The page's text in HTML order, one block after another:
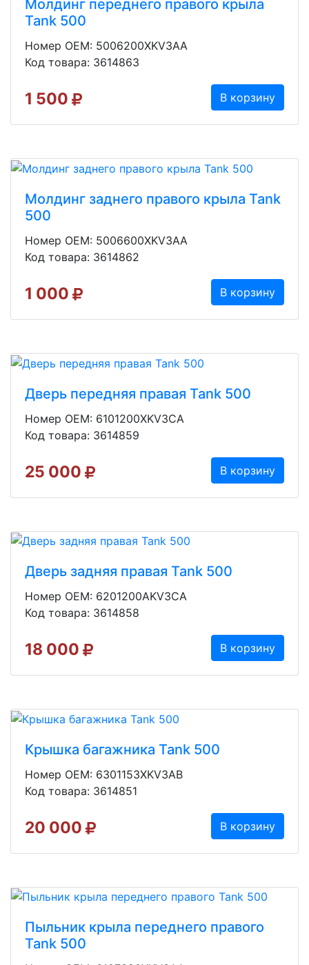
Молдинг переднего правого крыла
Tank 500
Номер OEM: 5006200XKV3AA
Код товара: 3614863
1 500 В корзину
Молдинг заднего правого крыла Tank
500
Номер OEM: 5006600XKV3AA
Код товара: 3614862
1 000 В корзину
Дверь передняя правая Tank 500
Номер OEM: 6101200XKV3CA
Код товара: 3614859
25 000 В корзину
Дверь задняя правая Tank 500
Номер OEM: 6201200AKV3CA
Код товара: 3614858
18 000 В корзину
Крышка багажника Tank 500
Номер OEM: 6301153XKV3AB
Код товара: 3614851
20 000 В корзину
Пыльник крыла переднего правого
Tank 500